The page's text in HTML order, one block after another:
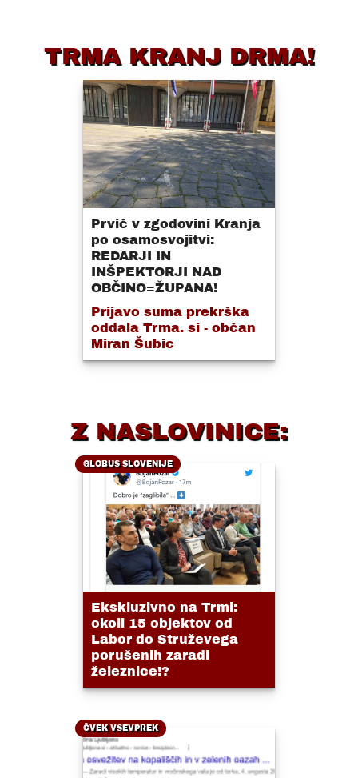
TRMA KRANJ DRMA!
Prvič v zgodovini Kranja
po osamosvojitvi:
REDARJI IN
INŠPEKTORJI NAD
OBČINO=ŽUPANA!
Prijavo suma prekrška
oddala Trma. si - občan
Miran Šubic
Z NASLOVINICE:
GLOBUS SLOVENIJE
Ekskluzivno na Trmi:
okoli 15 objektov od
Labor do Struževega
porušenih zaradi
železnice!?
ČVEK VSEVPREK